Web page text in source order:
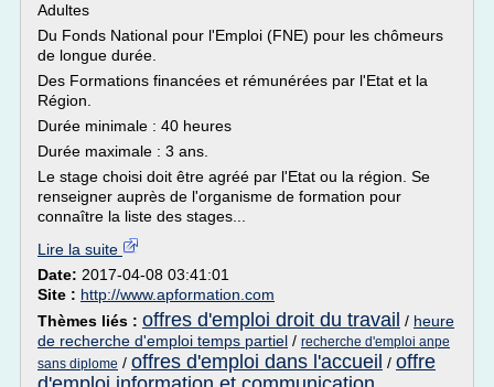
Adultes
Du Fonds National pour l'Emploi (FNE) pour les chômeurs
de longue durée.
Des Formations financées et rémunérées par l'Etat et la
Région.
Durée minimale : 40 heures
Durée maximale : 3 ans.
Le stage choisi doit être agréé par l'Etat ou la région. Se
renseigner auprès de l'organisme de formation pour
connaître la liste des stages...
Lire la suite
Date: 2017-04-08 03:41:01
Site : http://www.apformation.com
Thèmes liés : offres d'emploi droit du travail / heure
de recherche d'emploi temps partiel / recherche d'emploi anpe
sans diplome / offres d'emploi dans l'accueil / offre